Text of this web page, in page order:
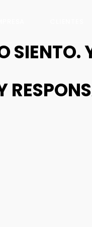
SIENTO.